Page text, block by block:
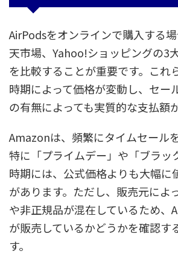
AirPodsをオンラインで購入する
天市場、Yahoo!ショッピングの3
を比較することが重要です。これ
時期によって価格が変動し、セー
の有無によっても実質的な支払額
Amazonは、頻繁にタイムセールを
特に「プライムデー」や「ブラッ
時期には、公式価格よりも大幅に
があります。ただし、販売元によ
や非正規品が混在しているため、
が販売しているかどうかを確認す
す。